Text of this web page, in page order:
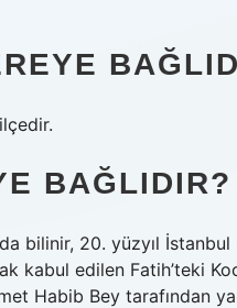
BAĞLIDIR?
bilinir, 20. yüzyıl
kabul edilen Fatih’teki
Habib Bey tarafından